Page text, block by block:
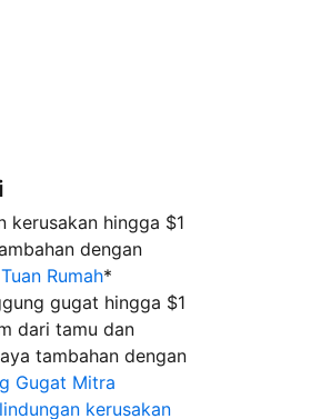
kerusakan hingga $1
dengan
Rumah*
gugat hingga $1
dari tamu dan
tambahan dengan
Gugat Mitra
kerusakan